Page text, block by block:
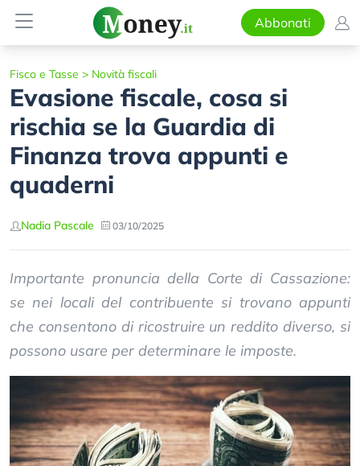
Abbonati
Fisco e Tasse > Novità fiscali
Evasione fiscale, cosa si
rischia se la Guardia di
Finanza trova appunti e
quaderni
Nadia Pascale 03/10/2025
Importante pronuncia della Corte di Cassazione:
se nei locali del contribuente si trovano appunti
che consentono di ricostruire un reddito diverso, si
possono usare per determinare le imposte.